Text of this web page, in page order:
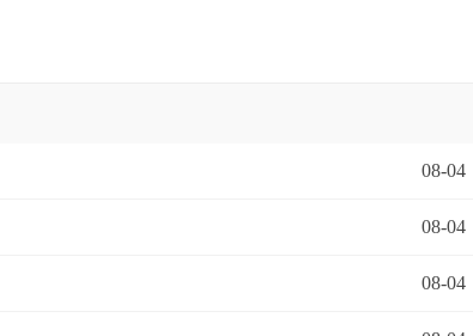
08-04
08-04
08-04